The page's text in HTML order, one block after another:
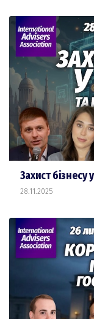
Захист бізнесу
28.11.2025